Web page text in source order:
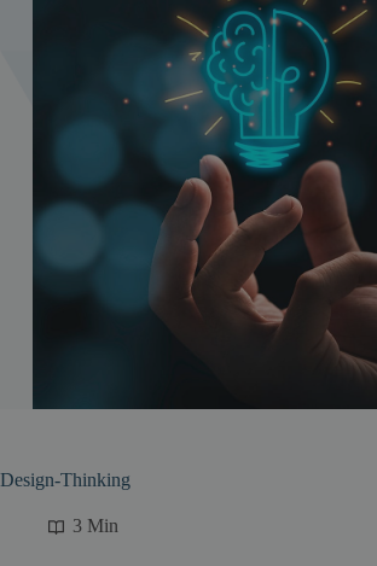
Design-Thinking
3 Min